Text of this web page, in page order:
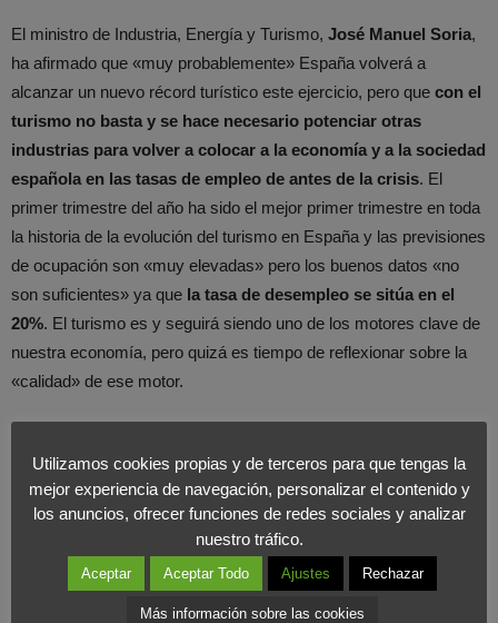
El ministro de Industria, Energía y Turismo, José Manuel Soria,
ha afirmado que «muy probablemente» España volverá a
alcanzar un nuevo récord turístico este ejercicio, pero que con el
turismo no basta y se hace necesario potenciar otras
industrias para volver a colocar a la economía y a la sociedad
española en las tasas de empleo de antes de la crisis. El
primer trimestre del año ha sido el mejor primer trimestre en toda
la historia de la evolución del turismo en España y las previsiones
de ocupación son «muy elevadas» pero los buenos datos «no
son suficientes» ya que la tasa de desempleo se sitúa en el
20%. El turismo es y seguirá siendo uno de los motores clave de
nuestra economía, pero quizá es tiempo de reflexionar sobre la
«calidad» de ese motor.
Utilizamos cookies propias y de terceros para que tengas la
mejor experiencia de navegación, personalizar el contenido y
los anuncios, ofrecer funciones de redes sociales y analizar
nuestro tráfico.
Aceptar Aceptar Todo Ajustes Rechazar
Más información sobre las cookies